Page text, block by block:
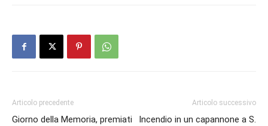
Articolo precedente
Giorno della Memoria, premiati
Articolo successivo
Incendio in un capannone a S.